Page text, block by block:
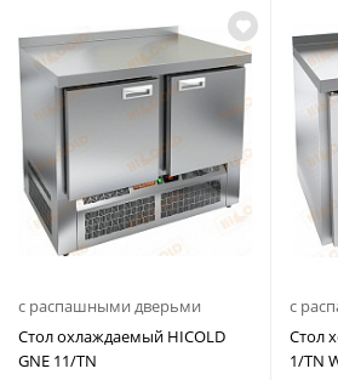
с распашными дверьми
Стол охлаждаемый HICOLD
GNE 11/TN
с
Стол
1/TN